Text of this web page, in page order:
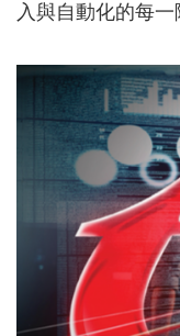
入與自動化的每